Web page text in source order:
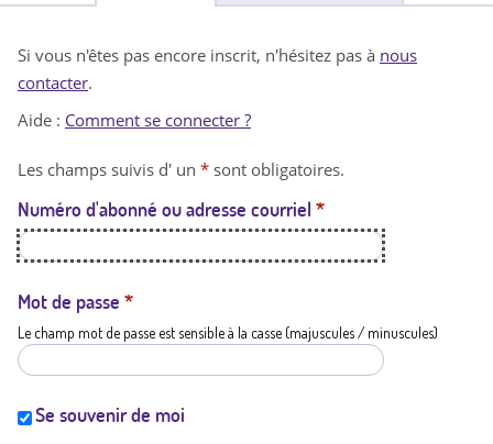
n
t
a
t
i
Si vous n'êtes pas encore inscrit, n'hésitez pas à nous
contacter.
Aide : Comment se connecter ?
Les champs suivis d' un * sont obligatoires.
Numéro d'abonné ou adresse courriel *
Mot de passe *
Le champ mot de passe est sensible à la casse (majuscules / minuscules)
Se souvenir de moi